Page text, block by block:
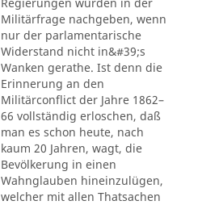
Militärfrage nachgeben, wenn
nur der parlamentarische
Widerstand nicht in&#39;s
Wanken gerathe. Ist denn die
Erinnerung an den
Militärconflict der Jahre 1862–
66 vollständig erloschen, daß
man es schon heute, nach
kaum 20 Jahren, wagt, die
Bevölkerung in einen
Wahnglauben hineinzulügen,
welcher mit allen Thatsachen